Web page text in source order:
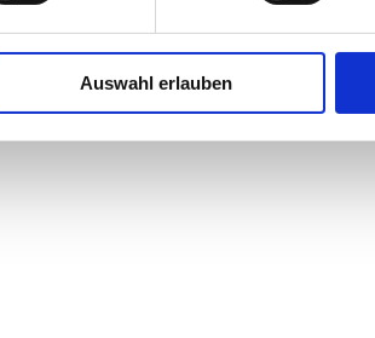
Auswahl erlauben